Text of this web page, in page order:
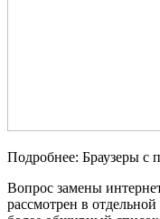
Подробнее: Браузеры с
Вопрос замены
рассмотрен в отдельной